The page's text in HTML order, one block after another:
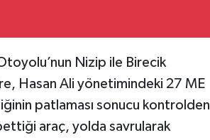
Nizip ile Birecik
Hasan Ali yönetimindeki 27 ME
patlaması sonucu kontrolden
araç, yolda savrularak